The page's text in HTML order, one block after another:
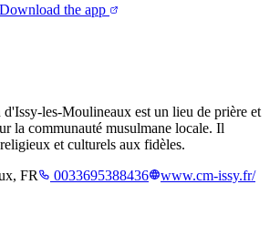
Download the app
les-Moulineaux est un lieu de prière et
la communauté musulmane locale. Il
et culturels aux fidèles.
FR
0033695388436
www.cm-issy.fr/